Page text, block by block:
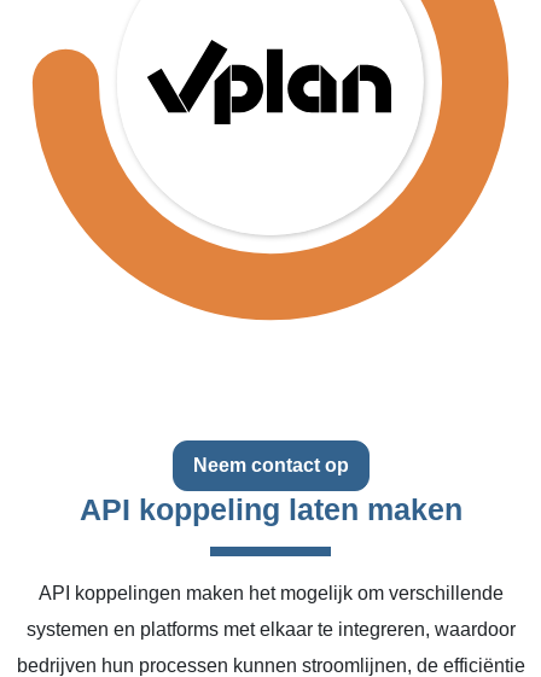
Neem contact op
API koppeling laten maken
API koppelingen maken het mogelijk om verschillende
systemen en platforms met elkaar te integreren, waardoor
bedrijven hun processen kunnen stroomlijnen, de efficiëntie